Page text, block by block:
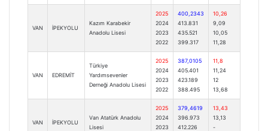
VAN İPEKYOLU
Kazım Karabekir
Anadolu Lisesi
2025
2024
2023
2022
400,2343
413.831
435.521
399.317
10,26
9,09
10,05
11,28
VAN EDREMİT
Türkiye
Yardımsevenler
Derneği Anadolu Lisesi
2025
2024
2023
2022
387,0105
405.401
423.189
388.495
11,8
11,24
12
13,68
VAN İPEKYOLU
Van Atatürk Anadolu
Lisesi
2025
2024
2023
379,4619
396.973
412.226
13,43
13,13
-